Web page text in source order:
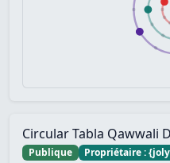
Circular Tabla Qawwali
Publique
Propriétaire :